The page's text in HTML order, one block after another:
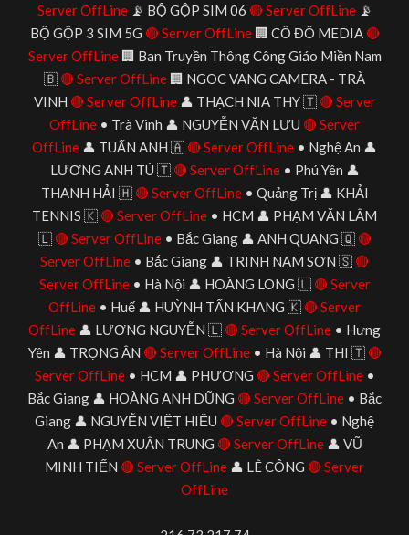
Server OffLine📡 BỘ GỘP SIM 06 🔴 Server OffLine📡
BỘ GỘP 3 SIM 5G 🔴 Server OffLine🏢 CỐ ĐÔ MEDIA 🔴
Server OffLine🏢 Ban Truyền Thông Công Giáo Miền Nam
🇧 🔴 Server OffLine 🏢 NGOC VANG CAMERA - TRÀ
VINH 🔴 Server OffLine👤 THẠCH NIA THY 🇹 🔴 Server
OffLine • Trà Vinh 👤 NGUYỄN VĂN LƯU 🔴 Server
OffLine 👤 TUẤN ANH 🇦 🔴 Server OffLine • Nghệ An 👤
LƯƠNG ANH TÚ 🇹 🔴 Server OffLine• Phú Yên 👤
THANH HẢI 🇭 🔴 Server OffLine• Quảng Trị 👤 KHẢI
TENNIS 🇰 🔴 Server OffLine • HCM 👤 PHẠM VĂN LÂM
🇱 🔴 Server OffLine• Bắc Giang 👤 ANH QUANG 🇶 🔴
Server OffLine • Bắc Giang 👤 TRINH NAM SƠN 🇸 🔴
Server OffLine• Hà Nội 👤 HOÀNG LONG 🇱 🔴 Server
OffLine • Huế 👤 HUỲNH TẤN KHANG 🇰 🔴 Server
OffLine 👤 LƯƠNG NGUYỄN 🇱 🔴 Server OffLine • Hưng
Yên 👤 TRỌNG ÂN 🔴 Server OffLine• Hà Nội 👤 THI 🇹 🔴
Server OffLine• HCM 👤 PHƯƠNG 🔴 Server OffLine•
Bắc Giang 👤 HOÀNG ANH DŨNG 🔴 Server OffLine • Bắc
Giang 👤 NGUYỄN VIỆT HIẾU 🔴 Server OffLine • Nghệ
An 👤 PHẠM XUÂN TRUNG 🔴 Server OffLine👤 VŨ
MINH TIẾN 🔴 Server OffLine 👤 LÊ CÔNG 🔴 Server
OffLine